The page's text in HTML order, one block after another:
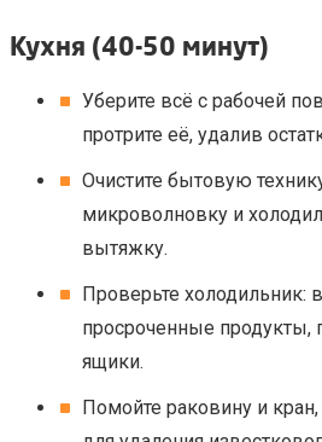
Кухня (40-50 минут)
Уберите всё с рабочей
протрите её, удалив
Очистите бытовую
микроволновку и
вытяжку.
Проверьте холодильник:
просроченные продукты,
ящики.
Помойте раковину и